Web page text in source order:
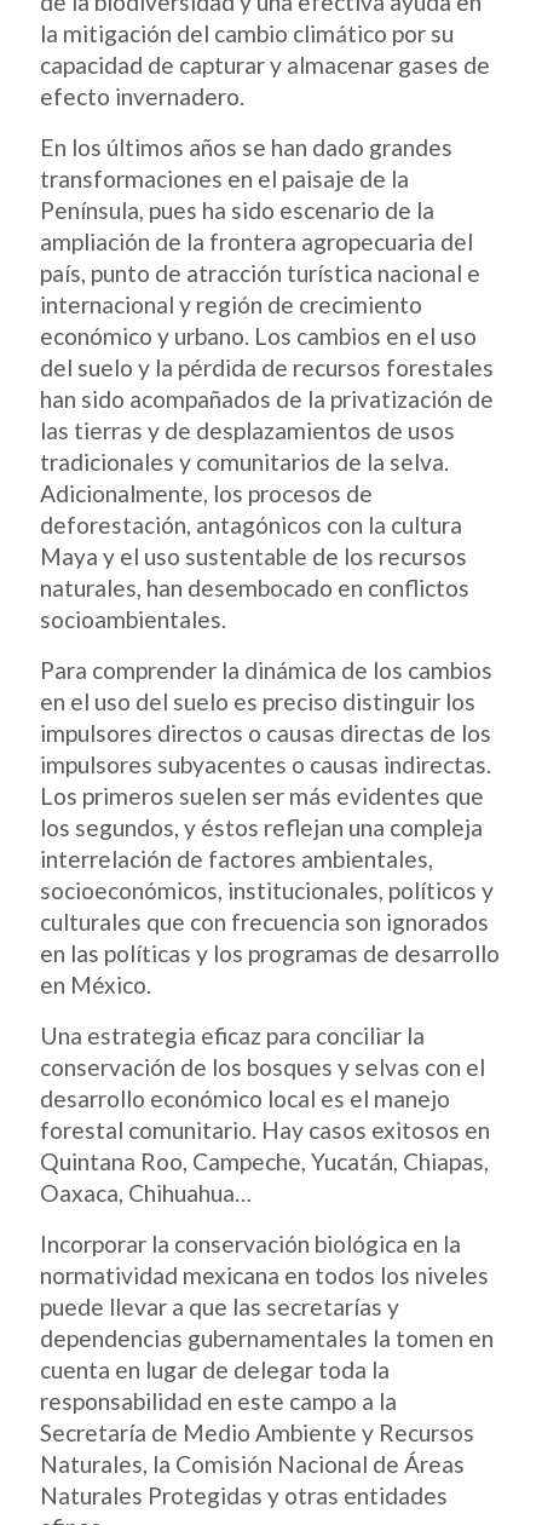
la mitigación del cambio climático por su
capacidad de capturar y almacenar gases de
efecto invernadero.
En los últimos años se han dado grandes
transformaciones en el paisaje de la
Península, pues ha sido escenario de la
ampliación de la frontera agropecuaria del
país, punto de atracción turística nacional e
internacional y región de crecimiento
económico y urbano. Los cambios en el uso
del suelo y la pérdida de recursos forestales
han sido acompañados de la privatización de
las tierras y de desplazamientos de usos
tradicionales y comunitarios de la selva.
Adicionalmente, los procesos de
deforestación, antagónicos con la cultura
Maya y el uso sustentable de los recursos
naturales, han desembocado en conflictos
socioambientales.
Para comprender la dinámica de los cambios
en el uso del suelo es preciso distinguir los
impulsores directos o causas directas de los
impulsores subyacentes o causas indirectas.
Los primeros suelen ser más evidentes que
los segundos, y éstos reflejan una compleja
interrelación de factores ambientales,
socioeconómicos, institucionales, políticos y
culturales que con frecuencia son ignorados
en las políticas y los programas de desarrollo
en México.
Una estrategia eficaz para conciliar la
conservación de los bosques y selvas con el
desarrollo económico local es el manejo
forestal comunitario. Hay casos exitosos en
Quintana Roo, Campeche, Yucatán, Chiapas,
Oaxaca, Chihuahua…
Incorporar la conservación biológica en la
normatividad mexicana en todos los niveles
puede llevar a que las secretarías y
dependencias gubernamentales la tomen en
cuenta en lugar de delegar toda la
responsabilidad en este campo a la
Secretaría de Medio Ambiente y Recursos
Naturales, la Comisión Nacional de Áreas
Naturales Protegidas y otras entidades